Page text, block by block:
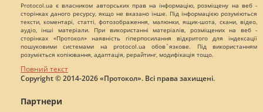
Protocol.ua є власником авторських прав на інформацію, розміщену на веб -
сторінках даного ресурсу, якщо не вказано інше. Під інформацією розуміються
тексти, коментарі, статті, фотозображення, малюнки, ящик-шота, скани, відео,
аудіо, інші матеріали. При використанні матеріалів, розміщених на веб -
сторінках «Протокол» наявність гіперпосилання відкритого для індексації
пошуковими системами на protocol.ua обов`язкове. Під використанням
розуміється копіювання, адаптація, рерайтинг, модифікація тощо.
Повний текст
Copyright © 2014-2026 «Протокол». Всі права захищені.
Партнери